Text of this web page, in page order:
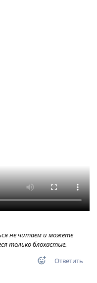
не читаем и можете
только блохастые.
Ответить